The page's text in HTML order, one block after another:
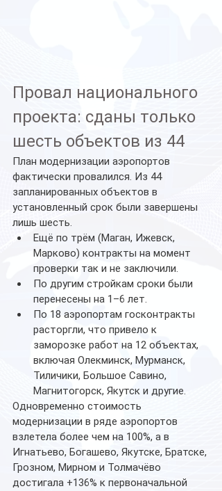
Провал национального
проекта: сданы только
шесть объектов из 44
План модернизации аэропортов
фактически провалился. Из 44
запланированных объектов в
установленный срок были завершены
лишь шесть.
Ещё по трём (Маган, Ижевск,
Марково) контракты на момент
проверки так и не заключили.
По другим стройкам сроки были
перенесены на 1–6 лет.
По 18 аэропортам госконтракты
расторгли, что привело к
заморозке работ на 12 объектах,
включая Олекминск, Мурманск,
Тиличики, Большое Савино,
Магнитогорск, Якутск и другие.
Одновременно стоимость
модернизации в ряде аэропортов
взлетела более чем на 100%, а в
Игнатьево, Богашево, Якутске, Братске,
Грозном, Мирном и Толмачёво
достигала +136% к первоначальной